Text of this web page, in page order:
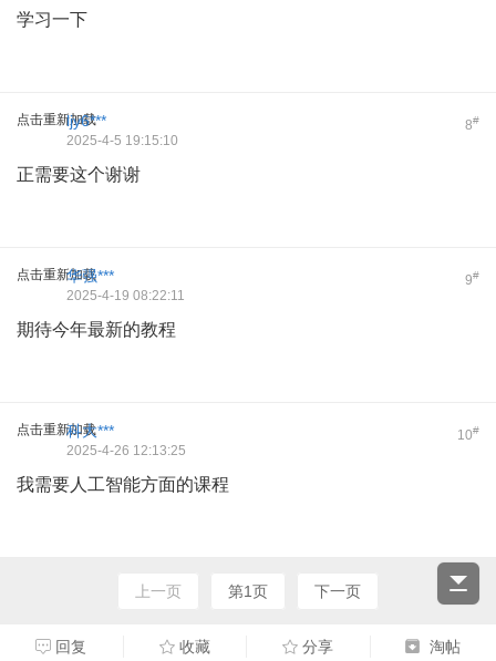
学习一下
点击重新加载 8#
ljy6***
2025-4-5 19:15:10
正需要这个谢谢
点击重新加载 9#
华强***
2025-4-19 08:22:11
期待今年最新的教程
点击重新加载 10#
科大***
2025-4-26 12:13:25
我需要人工智能方面的课程
上一页 第1页 下一页
回复 收藏 分享 淘帖